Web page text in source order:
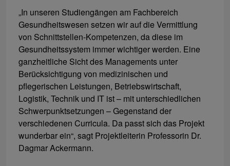
„In unseren Studiengängen am Fachbereich
Gesundheitswesen setzen wir auf die Vermittlung
von Schnittstellen-Kompetenzen, da diese im
Gesundheitssystem immer wichtiger werden. Eine
ganzheitliche Sicht des Managements unter
Berücksichtigung von medizinischen und
pflegerischen Leistungen, Betriebswirtschaft,
Logistik, Technik und IT ist – mit unterschiedlichen
Schwerpunktsetzungen – Gegenstand der
verschiedenen Curricula. Da passt sich das Projekt
wunderbar ein“, sagt Projektleiterin Professorin Dr.
Dagmar Ackermann.